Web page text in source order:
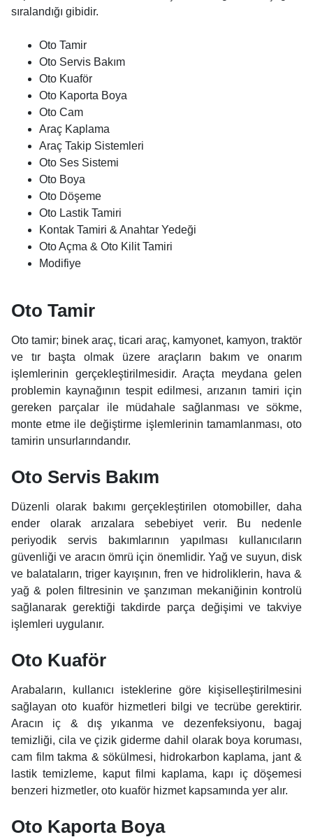
sıralandığı gibidir.
Oto Tamir
Oto Servis Bakım
Oto Kuaför
Oto Kaporta Boya
Oto Cam
Araç Kaplama
Araç Takip Sistemleri
Oto Ses Sistemi
Oto Boya
Oto Döşeme
Oto Lastik Tamiri
Kontak Tamiri & Anahtar Yedeği
Oto Açma & Oto Kilit Tamiri
Modifiye
Oto Tamir
Oto tamir; binek araç, ticari araç, kamyonet, kamyon, traktör
ve tır başta olmak üzere araçların bakım ve onarım
işlemlerinin gerçekleştirilmesidir. Araçta meydana gelen
problemin kaynağının tespit edilmesi, arızanın tamiri için
gereken parçalar ile müdahale sağlanması ve sökme,
monte etme ile değiştirme işlemlerinin tamamlanması, oto
tamirin unsurlarındandır.
Oto Servis Bakım
Düzenli olarak bakımı gerçekleştirilen otomobiller, daha
ender olarak arızalara sebebiyet verir. Bu nedenle
periyodik servis bakımlarının yapılması kullanıcıların
güvenliği ve aracın ömrü için önemlidir. Yağ ve suyun, disk
ve balataların, triger kayışının, fren ve hidroliklerin, hava &
yağ & polen filtresinin ve şanzıman mekaniğinin kontrolü
sağlanarak gerektiği takdirde parça değişimi ve takviye
işlemleri uygulanır.
Oto Kuaför
Arabaların, kullanıcı isteklerine göre kişiselleştirilmesini
sağlayan oto kuaför hizmetleri bilgi ve tecrübe gerektirir.
Aracın iç & dış yıkanma ve dezenfeksiyonu, bagaj
temizliği, cila ve çizik giderme dahil olarak boya koruması,
cam film takma & sökülmesi, hidrokarbon kaplama, jant &
lastik temizleme, kaput filmi kaplama, kapı iç döşemesi
benzeri hizmetler, oto kuaför hizmet kapsamında yer alır.
Oto Kaporta Boya